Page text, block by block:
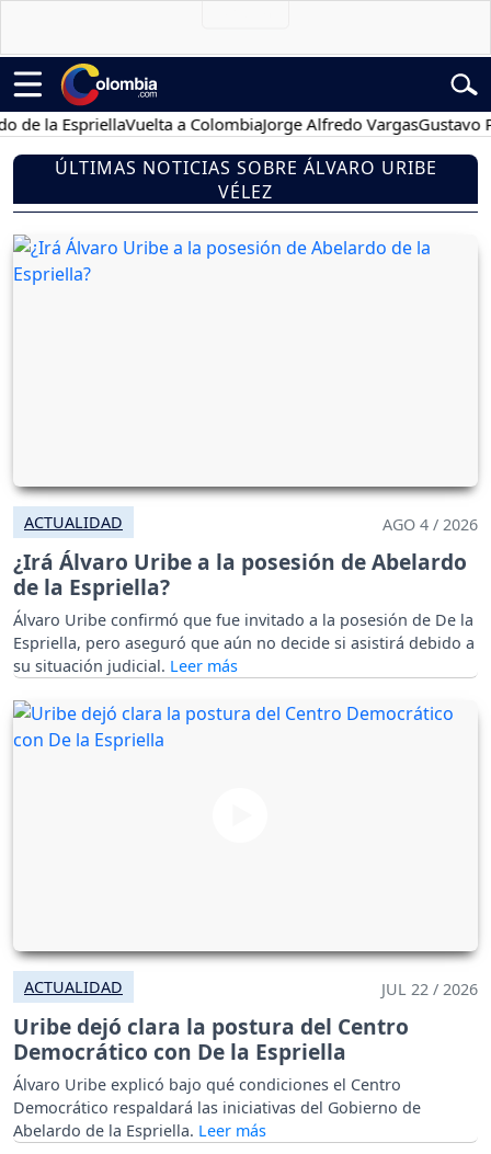
EspriellaVuelta a ColombiaJorge Alfredo VargasGustavo Petro
ÚLTIMAS NOTICIAS SOBRE ÁLVARO URIBE
VÉLEZ
ACTUALIDAD AGO 4 / 2026
¿Irá Álvaro Uribe a la posesión de Abelardo
de la Espriella?
Álvaro Uribe confirmó que fue invitado a la posesión de De la
Espriella, pero aseguró que aún no decide si asistirá debido a
su situación judicial.
ACTUALIDAD JUL 22 / 2026
Uribe dejó clara la postura del Centro
Democrático con De la Espriella
Álvaro Uribe explicó bajo qué condiciones el Centro
Democrático respaldará las iniciativas del Gobierno de
Abelardo de la Espriella.